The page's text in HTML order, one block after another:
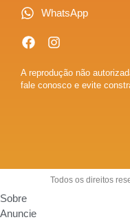
WhatsApp
A reprodução não
fale conosco e evite
Todos os direitos
Sobre
Anuncie